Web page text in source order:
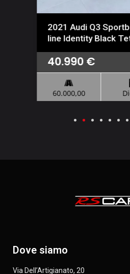
2021 Audi Q3
line Identity Black Tetto
40.990€
60.000,00 Diesel